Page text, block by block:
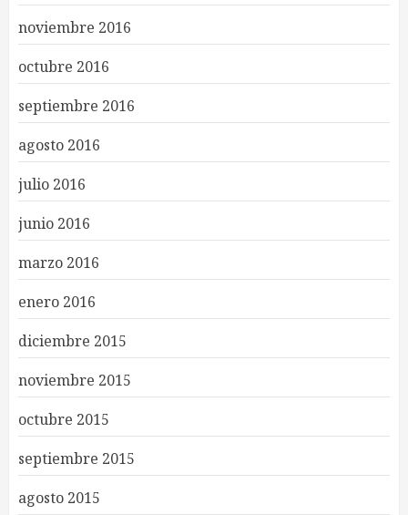
noviembre 2016
octubre 2016
septiembre 2016
agosto 2016
julio 2016
junio 2016
marzo 2016
enero 2016
diciembre 2015
noviembre 2015
octubre 2015
septiembre 2015
agosto 2015